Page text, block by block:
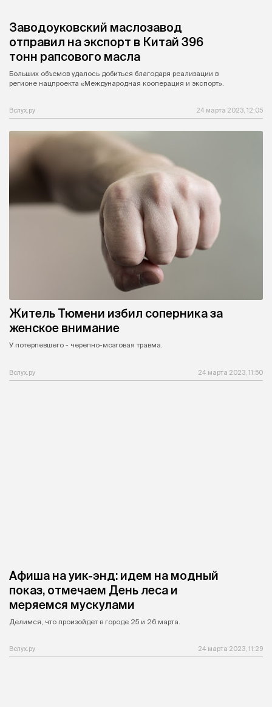
Заводоуковский маслозавод
отправил на экспорт в Китай 396
тонн рапсового масла
Больших объемов удалось добиться благодаря реализации в
регионе нацпроекта «Международная кооперация и экспорт».
Вслух.ру 24 марта 2023, 12:05
Житель Тюмени избил соперника за
женское внимание
У потерпевшего - черепно-мозговая травма.
Вслух.ру 24 марта 2023, 11:50
Афиша на уик-энд: идем на модный
показ, отмечаем День леса и
меряемся мускулами
Делимся, что произойдет в городе 25 и 26 марта.
Вслух.ру 24 марта 2023, 11:29